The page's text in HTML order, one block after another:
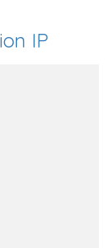
IP